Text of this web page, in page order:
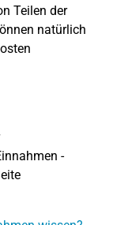
Teilen der
natürlich
-